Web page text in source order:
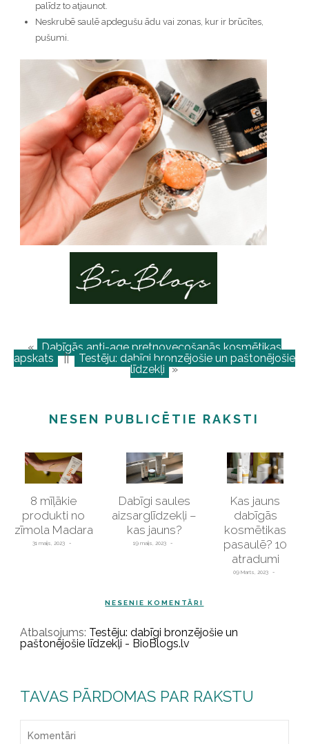
palīdz to atjaunot.
Neskrubē saulē apdegušu ādu vai zonas, kur ir brūcītes,
pušumi.
« Dabīgās anti-age pretnovecošanās kosmētikas
apskats || Testēju: dabīgi bronzējošie un paštonējošie
līdzekļi »
NESEN PUBLICĒTIE RAKSTI
8 mīļākie
produkti no
zīmola Madara
31 maijs, 2023
Dabīgi saules
aizsarglīdzekļi –
kas jauns?
19 maijs, 2023
Kas jauns
dabīgās
kosmētikas
pasaulē? 10
atradumi
09 Marts, 2023
NESENIE KOMENTĀRI
Atbalsojums: Testēju: dabīgi bronzējošie un
paštonējošie līdzekļi - BioBlogs.lv
TAVAS PĀRDOMAS PAR RAKSTU